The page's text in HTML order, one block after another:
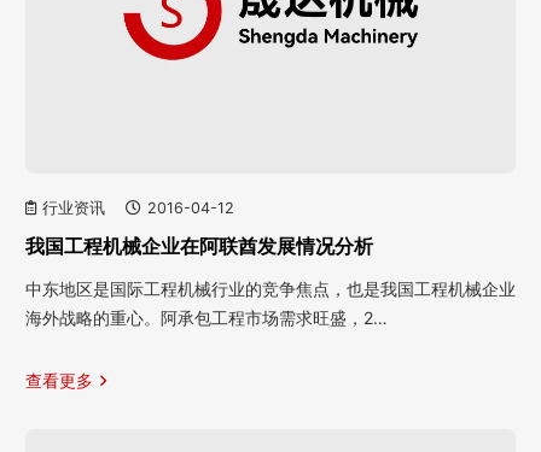
行业资讯 2016-04-12
我国工程机械企业在阿联酋发展情况分析
中东地区是国际工程机械行业的竞争焦点，也是我国工程机械企业
海外战略的重心。阿承包工程市场需求旺盛，2…
查看更多